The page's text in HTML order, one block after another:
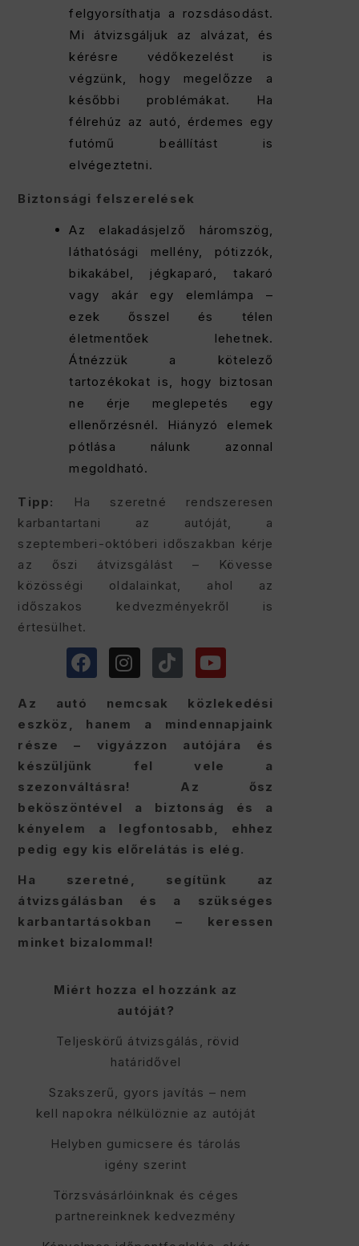
felgyorsíthatja a rozsdásodást.
Mi átvizsgáljuk az alvázat, és
kérésre védőkezelést is
végzünk, hogy megelőzze a
későbbi problémákat. Ha
félrehúz az autó, érdemes egy
futómű beállítást is
elvégeztetni.
Biztonsági felszerelések
Az elakadásjelző háromszög,
láthatósági mellény, pótizzók,
bikakábel, jégkaparó, takaró
vagy akár egy elemlámpa –
ezek ősszel és télen
életmentőek lehetnek.
Átnézzük a kötelező
tartozékokat is, hogy biztosan
ne érje meglepetés egy
ellenőrzésnél. Hiányzó elemek
pótlása nálunk azonnal
megoldható.
Tipp:
Ha szeretné rendszeresen
karbantartani az autóját, a
szeptemberi-októberi időszakban kérje
az őszi átvizsgálást – Kövesse
közösségi oldalainkat, ahol az
időszakos kedvezményekről is
értesülhet.
Az autó nemcsak közlekedési
eszköz, hanem a mindennapjaink
része – vigyázzon autójára és
készüljünk fel vele a
szezonváltásra! Az ősz
beköszöntével a biztonság és a
kényelem a legfontosabb, ehhez
pedig egy kis előrelátás is elég.
Ha szeretné, segítünk az
átvizsgálásban és a szükséges
karbantartásokban – keressen
minket bizalommal!
Miért hozza el hozzánk az
autóját?
Teljeskörű átvizsgálás, rövid
határidővel
Szakszerű, gyors javítás – nem
kell napokra nélkülöznie az autóját
Helyben gumicsere és tárolás
igény szerint
Törzsvásárlóinknak és céges
partnereinknek kedvezmény